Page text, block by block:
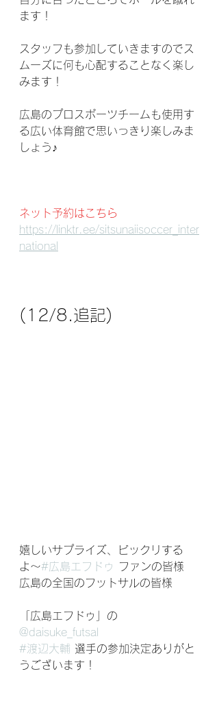
ます！
スタッフも参加していきますのでス
ムーズに何も心配することなく楽し
みます！
広島のプロスポーツチームも使用す
る広い体育館で思いっきり楽しみま
しょう♪
ネット予約はこちら
https://linktr.ee/sitsunaiisoccer_inter
national
(12/8.追記)
嬉しいサプライズ、ビックリする
よ〜#広島エフドゥ
ファンの皆様
広島の全国のフットサルの皆様
「広島エフドゥ」の
@daisuke_futsal
#渡辺大輔 選手の参加決定ありがと
うございます！